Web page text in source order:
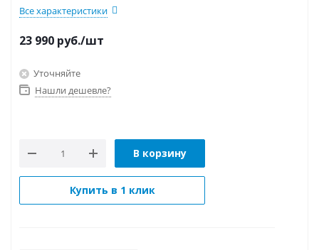
Все характеристики
23 990 руб./шт
Уточняйте
Нашли дешевле?
В корзину
Купить в 1 клик